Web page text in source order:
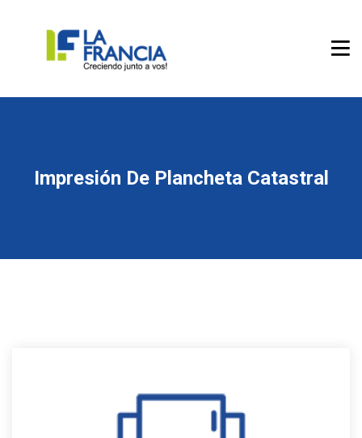
Impresión De Plancheta Catastral